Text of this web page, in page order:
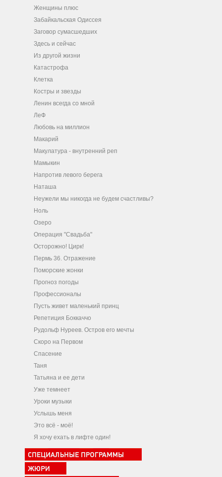
Женщины плюс
Забайкальская Одиссея
Заговор сумасшедших
Здесь и сейчас
Из другой жизни
Катастрофа
Клетка
Костры и звезды
Ленин всегда со мной
ЛеФ
Любовь на миллион
Макарий
Макулатура - внутренний реп
Мамыкин
Напротив левого берега
Наташа
Неужели мы никогда не будем счастливы?
Ноль
Озеро
Операция "Свадьба"
Осторожно! Цирк!
Пермь 36. Отражение
Поморские жонки
Прогноз погоды
Профессионалы
Пусть живет маленький принц
Репетиция Боккаччо
Рудольф Нуреев. Остров его мечты
Скоро на Первом
Спасение
Таня
Татьяна и ее дети
Уже темнеет
Уроки музыки
Услышь меня
Это всё - моё!
Я хочу ехать в лифте один!